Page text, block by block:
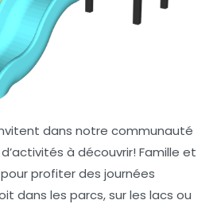
dans notre communauté
à découvrir! Famille et
profiter des journées
dans les parcs, sur les lacs ou